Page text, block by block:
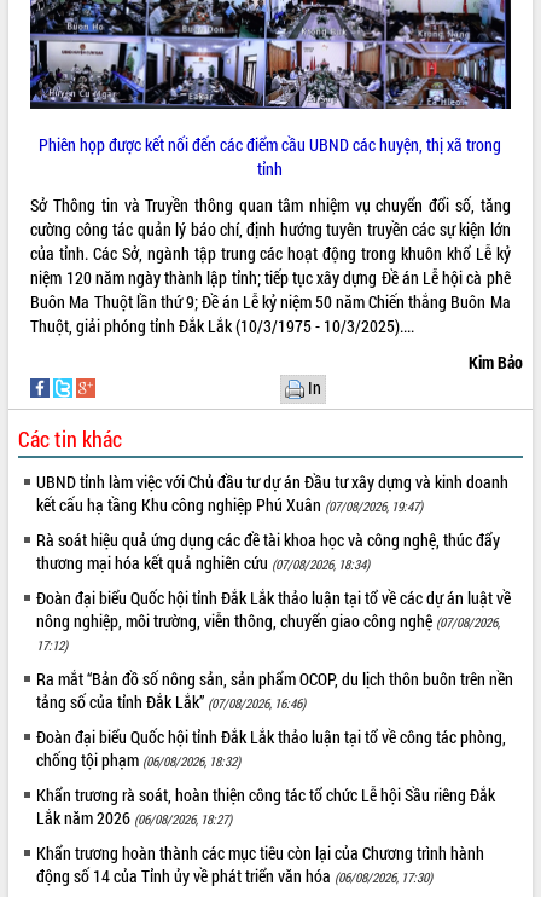
Phiên họp được kết nối đến các điểm cầu UBND các huyện, thị xã trong
tỉnh
Sở Thông tin và Truyền thông quan tâm nhiệm vụ chuyển đổi số, tăng
cường công tác quản lý báo chí, định hướng tuyên truyền các sự kiện lớn
của tỉnh. Các Sở, ngành tập trung các hoạt động trong khuôn khổ Lễ kỷ
niệm 120 năm ngày thành lập tỉnh; tiếp tục xây dựng Đề án Lễ hội cà phê
Buôn Ma Thuột lần thứ 9; Đề án Lễ kỷ niệm 50 năm Chiến thắng Buôn Ma
Thuột, giải phóng tỉnh Đắk Lắk (10/3/1975 - 10/3/2025)....
Kim Bảo
In
Các tin khác
UBND tỉnh làm việc với Chủ đầu tư dự án Đầu tư xây dựng và kinh doanh
kết cấu hạ tầng Khu công nghiệp Phú Xuân (07/08/2026, 19:47)
Rà soát hiệu quả ứng dụng các đề tài khoa học và công nghệ, thúc đẩy
thương mại hóa kết quả nghiên cứu (07/08/2026, 18:34)
Đoàn đại biểu Quốc hội tỉnh Đắk Lắk thảo luận tại tổ về các dự án luật về
nông nghiệp, môi trường, viễn thông, chuyển giao công nghệ (07/08/2026,
17:12)
Ra mắt “Bản đồ số nông sản, sản phẩm OCOP, du lịch thôn buôn trên nền
tảng số của tỉnh Đắk Lắk” (07/08/2026, 16:46)
Đoàn đại biểu Quốc hội tỉnh Đắk Lắk thảo luận tại tổ về công tác phòng,
chống tội phạm (06/08/2026, 18:32)
Khẩn trương rà soát, hoàn thiện công tác tổ chức Lễ hội Sầu riêng Đắk
Lắk năm 2026 (06/08/2026, 18:27)
Khẩn trương hoàn thành các mục tiêu còn lại của Chương trình hành
động số 14 của Tỉnh ủy về phát triển văn hóa (06/08/2026, 17:30)